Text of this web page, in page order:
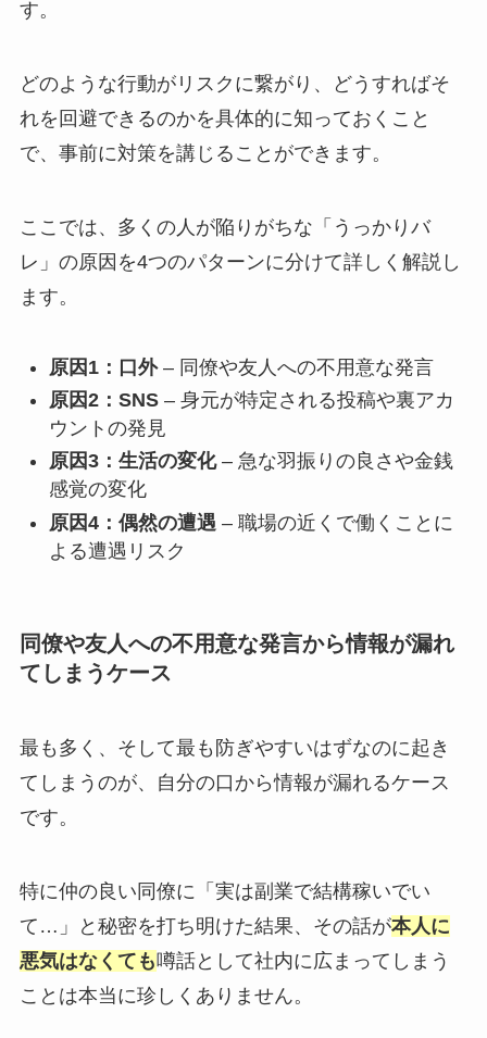
す。
どのような行動がリスクに繋がり、どうすればそ
れを回避できるのかを具体的に知っておくこと
で、事前に対策を講じることができます。
ここでは、多くの人が陥りがちな「うっかりバ
レ」の原因を4つのパターンに分けて詳しく解説し
ます。
原因1：口外– 同僚や友人への不用意な発言
原因2：SNS– 身元が特定される投稿や裏アカ
ウントの発見
原因3：生活の変化– 急な羽振りの良さや金銭
感覚の変化
原因4：偶然の遭遇 – 職場の近くで働くことに
よる遭遇リスク
同僚や友人への不用意な発言から情報が漏れ
てしまうケース
最も多く、そして最も防ぎやすいはずなのに起き
てしまうのが、自分の口から情報が漏れるケース
です。
特に仲の良い同僚に「実は副業で結構稼いでい
て…」と秘密を打ち明けた結果、その話が本人に
悪気はなくても噂話として社内に広まってしまう
ことは本当に珍しくありません。